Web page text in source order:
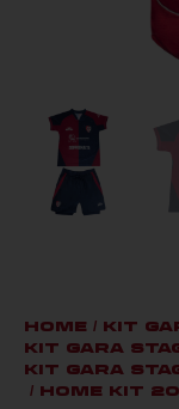
HOME / KIT
KIT GARA
KIT GARA
/ HOME KIT